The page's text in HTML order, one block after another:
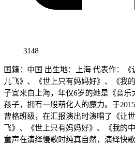
3148
国籍：中国 出生地：上海 代表作：《
儿飞》、《世上只有妈妈好》、《我
子宜来自上海，年仅6岁的她是《音乐
孩子，拥有一股萌化人的魔力。于
曹格班级，在汇报演出时演唱了《让
飞》、《世上只有妈妈好》、《我的
童声在演绎慢歌时纯真自然，演绎快